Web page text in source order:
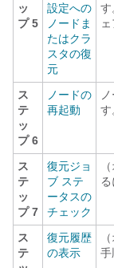
ッ
プ 5
設定への
ノードま
たはクラ
スタの復
元
す
ス
テ
ッ
プ 6
ノードの
再起動
す
ス
テ
ッ
プ 7
復元ジョ
ブ ステ
ータスの
チェック
ス
テ
復元履歴
の表示
手